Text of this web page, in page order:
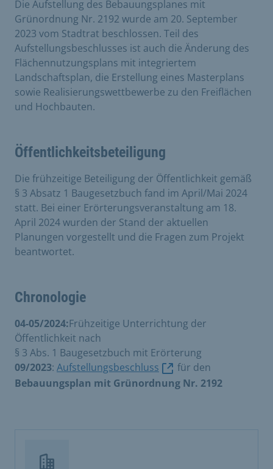
Die Aufstellung des Bebauungsplanes mit
Grünordnung Nr. 2192 wurde am 20. September
2023 vom Stadtrat beschlossen. Teil des
Aufstellungsbeschlusses ist auch die Änderung des
Flächennutzungsplans mit integriertem
Landschaftsplan, die Erstellung eines Masterplans
sowie Realisierungswettbewerbe zu den Freiflächen
und Hochbauten.
Öffentlichkeitsbeteiligung
Die frühzeitige Beteiligung der Öffentlichkeit gemäß
§ 3 Absatz 1 Baugesetzbuch fand im April/Mai 2024
statt. Bei einer Erörterungsveranstaltung am 18.
April 2024 wurden der Stand der aktuellen
Planungen vorgestellt und die Fragen zum Projekt
beantwortet.
Chronologie
04-05/2024:Frühzeitige Unterrichtung der
Öffentlichkeit nach
§ 3 Abs. 1 Baugesetzbuch mit Erörterung
09/2023: Aufstellungsbeschluss
für den
Bebauungsplan mit Grünordnung Nr. 2192